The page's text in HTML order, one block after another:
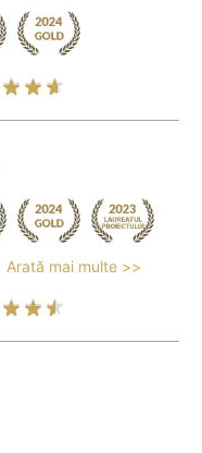
Arată mai multe >>